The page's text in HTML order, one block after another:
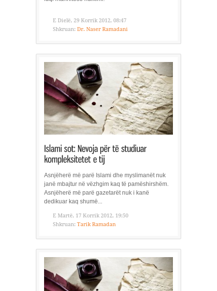
E Dielë, 29 Korrik 2012, 08:47
Shkruan: Dr. Naser Ramadani
Asnjëherë më parë Islami dhe myslimanët nuk
janë mbajtur në vëzhgim kaq të pamëshirshëm.
Asnjëherë më parë gazetarët nuk i kanë
dedikuar kaq shumë...
E Martë, 17 Korrik 2012, 19:50
Shkruan: Tarik Ramadan